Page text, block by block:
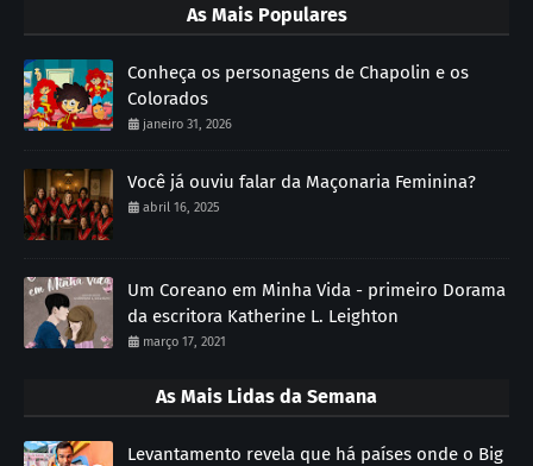
As Mais Populares
Conheça os personagens de Chapolin e os
Colorados
janeiro 31, 2026
Você já ouviu falar da Maçonaria Feminina?
abril 16, 2025
Um Coreano em Minha Vida - primeiro Dorama
da escritora Katherine L. Leighton
março 17, 2021
As Mais Lidas da Semana
Levantamento revela que há países onde o Big